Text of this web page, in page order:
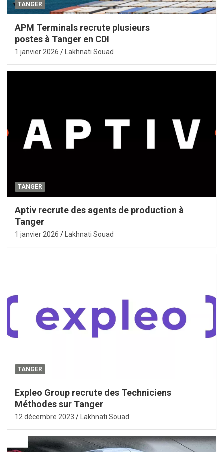
TANGER
APM Terminals recrute plusieurs
postes à Tanger en CDI
1 janvier 2026 Lakhnati Souad
TANGER
Aptiv recrute des agents de production à
Tanger
1 janvier 2026 Lakhnati Souad
TANGER
Expleo Group recrute des Techniciens
Méthodes sur Tanger
12 décembre 2023 Lakhnati Souad